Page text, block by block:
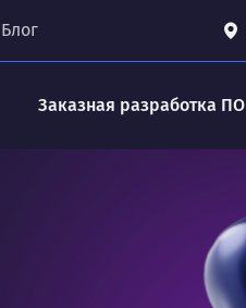
Блог
Заказная разработка ПО